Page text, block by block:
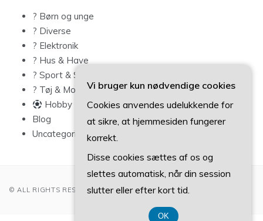
? Børn og unge
? Diverse
? Elektronik
? Hus & Have
? Sport & Sundhed
? Tøj & Mode
Hobby
Blog
Uncategorized
© ALL RIGHTS RESERVED 2022
Vi bruger kun nødvendige cookies
Cookies anvendes udelukkende for
at sikre, at hjemmesiden fungerer
korrekt.
Disse cookies sættes af os og
slettes automatisk, når din session
slutter eller efter kort tid.
OK